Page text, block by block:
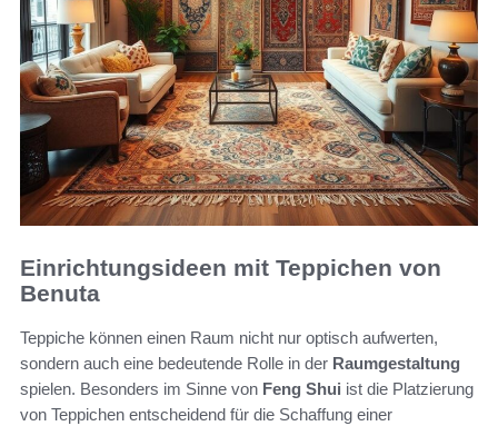
Einrichtungsideen mit Teppichen von
Benuta
Teppiche können einen Raum nicht nur optisch aufwerten,
sondern auch eine bedeutende Rolle in der Raumgestaltung
spielen. Besonders im Sinne von Feng Shui ist die Platzierung
von Teppichen entscheidend für die Schaffung einer